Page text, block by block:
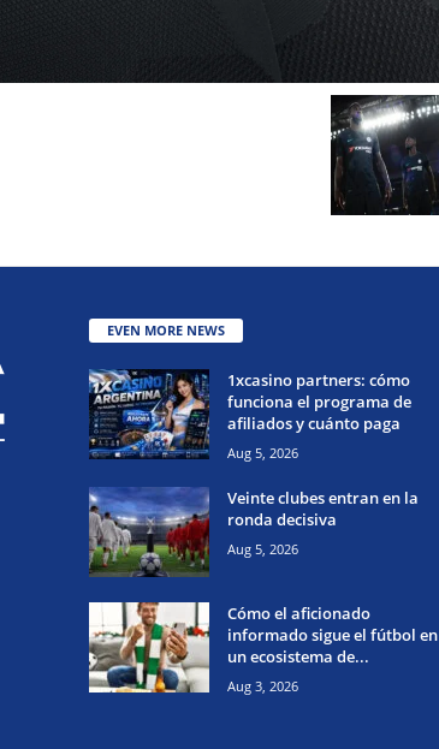
EVEN MORE NEWS
1xcasino partners: cómo
funciona el programa de
afiliados y cuánto paga
Aug 5, 2026
Veinte clubes entran en la
ronda decisiva
Aug 5, 2026
Cómo el aficionado
informado sigue el fútbol en
un ecosistema de...
Aug 3, 2026